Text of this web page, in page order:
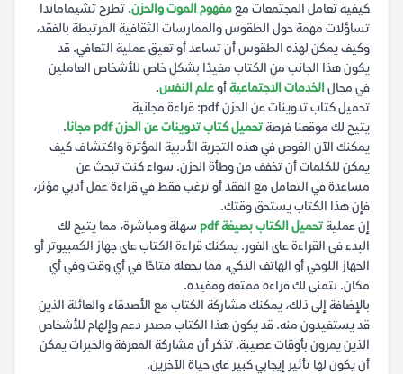
كيفية تعامل المجتمعات معمفهوم الموت والحزن. تطرح تشيماماندا
تساؤلات مهمة حول الطقوس والممارسات الثقافية المرتبطة بالفقد،
وكيف يمكن لهذه الطقوس أن تساعد أو تعيق عملية التعافي. قد
يكون هذا الجانب من الكتاب مفيدًا بشكل خاص للأشخاص العاملين
في مجالالخدمات الاجتماعيةأوعلم النفس.
تحميل كتاب تدوينات عن الحزن pdf: قراءة مجانية
يتيح لك موقعنا فرصةتحميل كتاب تدوينات عن الحزن pdf مجانا
.
يمكنك الآن الغوص في هذه التجربة الأدبية المؤثرة واكتشاف كيف
يمكن للكلمات أن تخفف من وطأة الحزن. سواء كنت تبحث عن
مساعدة في التعامل مع الفقد أو ترغب فقط في قراءة عمل أدبي مؤثر،
فإن هذا الكتاب يستحق وقتك.
إن عمليةتحميل الكتاب بصيغة pdf
سهلة ومباشرة، مما يتيح لك
البدء في القراءة على الفور. يمكنك قراءة الكتاب على جهاز الكمبيوتر أو
الجهاز اللوحي أو الهاتف الذكي، مما يجعله متاحًا في أي وقت وفي أي
مكان. نتمنى لك قراءة ممتعة ومفيدة.
بالإضافة إلى ذلك، يمكنك مشاركة الكتاب مع الأصدقاء والعائلة الذين
قد يستفيدون منه. قد يكون هذا الكتاب مصدر دعم وإلهام للأشخاص
الذين يمرون بأوقات عصيبة. تذكر أن مشاركة المعرفة والخبرات يمكن
أن يكون لها تأثير إيجابي كبير على حياة الآخرين.